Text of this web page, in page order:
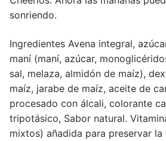
sonriendo.
Ingredientes Avena integral,
maní (maní, azúcar,
sal, melaza, almidón de maíz),
maíz, jarabe de maíz, aceite de
procesado con álcali, colorante
tripotásico, Sabor natural.
mixtos) añadida para preservar la